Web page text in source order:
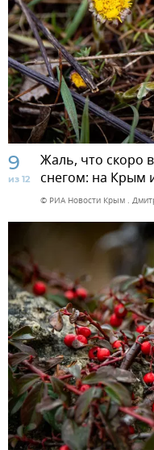
9
из 12
Жаль, что скоро
снегом: на Крым
© РИА Новости Крым .